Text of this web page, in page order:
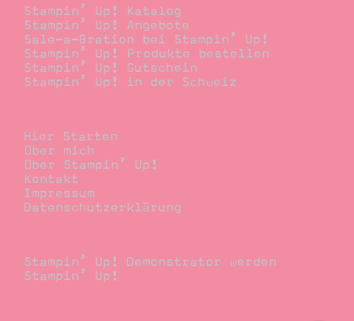
Stampin’ Up! Katalog
Stampin’ Up! Angebote
Sale-a-Bration bei Stampin’ Up!
Stampin’ Up! Produkte bestellen
Stampin’ Up! Gutschein
Stampin’ Up! in der Schweiz
Hier Starten
Über mich
Über Stampin’ Up!
Kontakt
Impressum
Datenschutzerklärung
Stampin’ Up! Demonstrator werden
Stampin’ Up!